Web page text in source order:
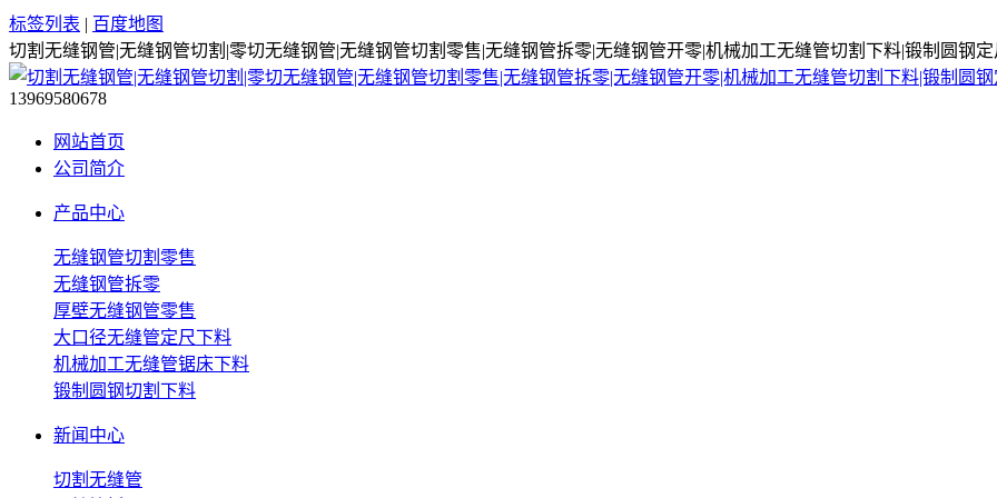
标签列表 | 百度地图
切割无缝钢管|无缝钢管切割|零切无缝钢管|无缝钢管切割零售|无缝钢管拆零|无缝钢管开零|机械加工无缝管切割下料|锻制圆钢
13969580678
网站首页
公司简介
产品中心
无缝钢管切割零售
无缝钢管拆零
厚壁无缝钢管零售
大口径无缝管定尺下料
机械加工无缝管锯床下料
锻制圆钢切割下料
新闻中心
切割无缝管